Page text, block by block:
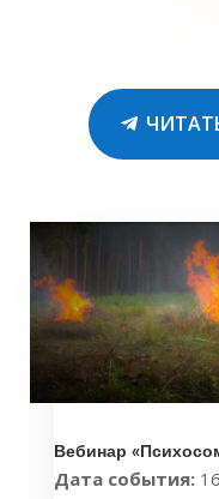
Вебинар
Дата события: